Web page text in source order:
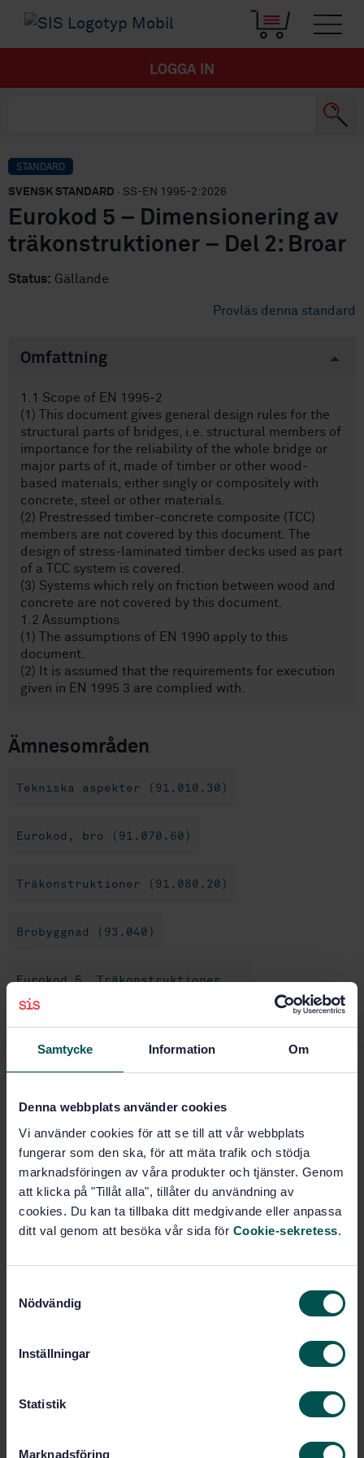
Samtycke Information Om
Denna webbplats använder cookies
Vi använder cookies för att se till att vår webbplats
fungerar som den ska, för att mäta trafik och stödja
marknadsföringen av våra produkter och tjänster. Genom
att klicka på "Tillåt alla", tillåter du användning av
cookies. Du kan ta tillbaka ditt medgivande eller anpassa
ditt val genom att besöka vår sida för Cookie-sekretess.
Nödvändig
Inställningar
Statistik
Marknadsföring
LOGGA IN
STANDARD
SVENSK STANDARD · SS-EN 1995-2:2026
Eurokod 5 – Dimensionering av
träkonstruktioner – Del 2: Broar
Status: Gällande
Provläs denna standard
Omfattning
1.1 Scope of EN 1995-2
(1) This document gives general design rules for the
structural parts of bridges, i.e. structural members of
importance for the reliability of the whole bridge or
major parts of it, made of timber or other wood-
based materials, either singly or compositely with
concrete, steel or other materials.
(2) Prestressed timber-concrete composite (TCC)
members are not covered by this document. The
design of stress-laminated timber decks used as part
of a TCC system is covered.
(3) Systems which rely on friction between wood and
concrete are not covered by this document.
1.2 Assumptions
(1) The assumptions of EN 1990 apply to this
document.
(2) It is assumed that the requirements for execution
given in EN 1995 3 are complied with.
Ämnesområden
Tekniska aspekter (91.010.30)
Eurokod, bro (91.070.60)
Träkonstruktioner (91.080.20)
Brobyggnad (93.040)
Eurokod 5, Träkonstruktioner
(91.070.05)
Köp denna standard
Eurokod 5 – Dimensionering av träkonstruktioner –
Del 2: Broar
Prenumerera på standarden - Läs mer
Pris:1 737 SEK
Fler alternativ
Språk: